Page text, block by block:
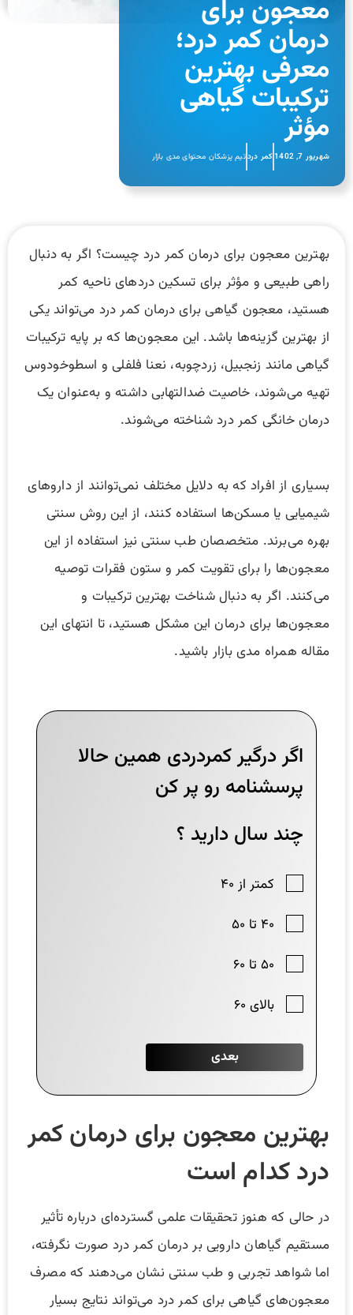
معجون برای
درمان کمر درد؛
معرفی بهترین
ترکیبات گیاهی
مؤثر
شهریور 7, 1402 کمر دردتیم پزشکان محتوای مدی بازار
بهترین معجون برای درمان کمر درد چیست؟ اگر به دنبال
راهی طبیعی و مؤثر برای تسکین دردهای ناحیه کمر
هستید، معجون گیاهی برای درمان کمر درد می‌تواند یکی
از بهترین گزینه‌ها باشد. این معجون‌ها که بر پایه ترکیبات
گیاهی مانند زنجبیل، زردچوبه، نعنا فلفلی و اسطوخودوس
تهیه می‌شوند، خاصیت ضدالتهابی داشته و به‌عنوان یک
درمان خانگی کمر درد شناخته می‌شوند.
بسیاری از افراد که به دلایل مختلف نمی‌توانند از داروهای
شیمیایی یا مسکن‌ها استفاده کنند، از این روش سنتی
بهره می‌برند. متخصصان طب سنتی نیز استفاده از این
معجون‌ها را برای تقویت کمر و ستون فقرات توصیه
می‌کنند. اگر به دنبال شناخت بهترین ترکیبات و
معجون‌ها برای درمان این مشکل هستید، تا انتهای این
مقاله همراه مدی بازار باشید.
بهترین معجون برای درمان کمر
درد کدام است
در حالی که هنوز تحقیقات علمی گسترده‌ای درباره تأثیر
مستقیم گیاهان دارویی بر درمان کمر درد صورت نگرفته،
اما شواهد تجربی و طب سنتی نشان می‌دهند که مصرف
معجون‌های گیاهی برای کمر درد می‌تواند نتایج بسیار